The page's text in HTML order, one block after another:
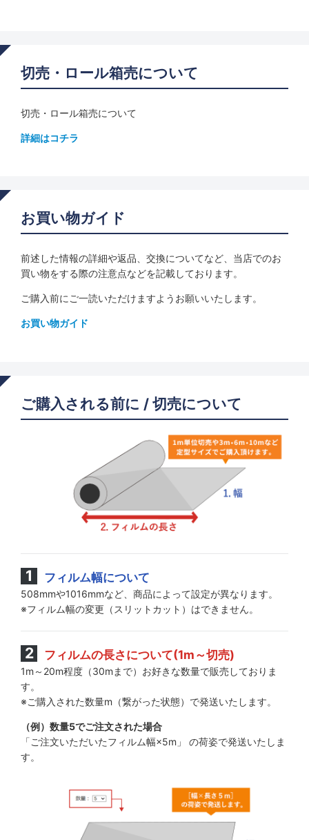
切売・ロール箱売について
切売・ロール箱売について
詳細はコチラ
お買い物ガイド
前述した情報の詳細や返品、交換についてなど、当店でのお
買い物をする際の注意点などを記載しております。
ご購入前にご一読いただけますようお願いいたします。
お買い物ガイド
ご購入される前に / 切売について
フィルム幅について
508mmや1016mmなど、商品によって設定が異なります。
※フィルム幅の変更（スリットカット）はできません。
フィルムの長さについて(1m～切売)
1m～20m程度（30mまで）お好きな数量で販売しておりま
す。
※ご購入された数量m（繋がった状態）で発送いたします。
（例）数量5でご注文された場合
「ご注文いただいたフィルム幅×5m」 の荷姿で発送いたしま
す。